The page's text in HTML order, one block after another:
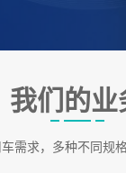
我们的业
需求，多种不同规